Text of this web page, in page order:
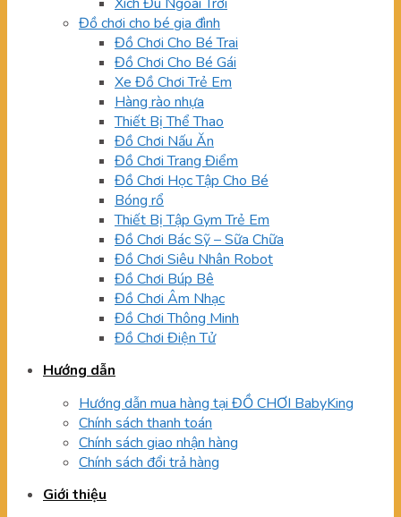
Đồ chơi cho bé gia đình
Đồ Chơi Cho Bé Trai
Đồ Chơi Cho Bé Gái
Xe Đồ Chơi Trẻ Em
Hàng rào nhựa
Thiết Bị Thể Thao
Đồ Chơi Nấu Ăn
Đồ Chơi Trang Điểm
Đồ Chơi Học Tập Cho Bé
Bóng rổ
Thiết Bị Tập Gym Trẻ Em
Đồ Chơi Bác Sỹ – Sữa Chữa
Đồ Chơi Siêu Nhân Robot
Đồ Chơi Búp Bê
Đồ Chơi Âm Nhạc
Đồ Chơi Thông Minh
Đồ Chơi Điện Tử
Hướng dẫn
Hướng dẫn mua hàng tại ĐỒ CHƠI BabyKing
Chính sách thanh toán
Chính sách giao nhận hàng
Chính sách đổi trả hàng
Giới thiệu